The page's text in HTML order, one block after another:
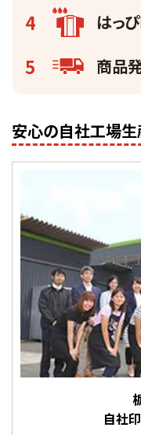
4 はっぴ
5 商品
安心の自社工場生
自社